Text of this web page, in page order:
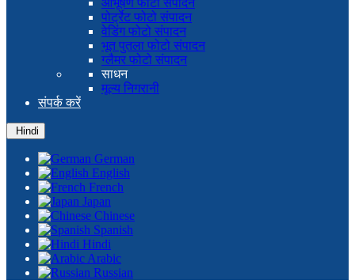
आभूषण फोटो संपादन
पोर्ट्रेट फोटो संपादन
वेडिंग फोटो संपादन
भूत पुतला फोटो संपादन
ग्लैमर फोटो संपादन
साधन
मूल्य निगरानी
संपर्क करें
Hindi
German
English
French
Japan
Chinese
Spanish
Hindi
Arabic
Russian